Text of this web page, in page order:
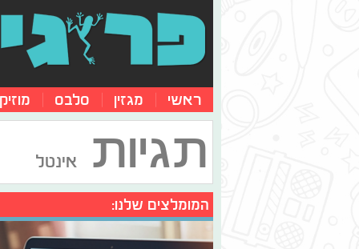
ראשי מגזין סלבס
תגיות אינטל
המומלצים שלנו: